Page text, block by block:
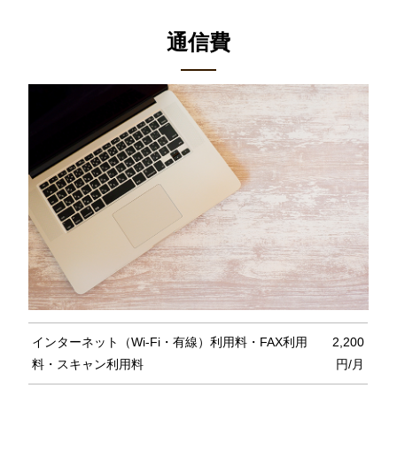
通信費
インターネット（Wi-Fi・有線）利用料・FAX利用
料・スキャン利用料
2,200
円/月